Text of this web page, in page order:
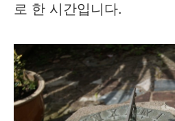
로 한 시간입니다.